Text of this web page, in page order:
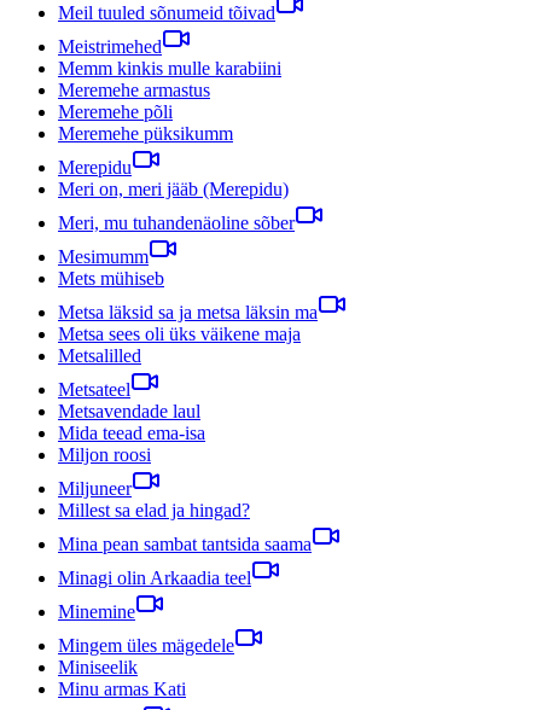
Meil tuuled sõnumeid tõivad
Meistrimehed
Memm kinkis mulle karabiini
Meremehe armastus
Meremehe põli
Meremehe püksikumm
Merepidu
Meri on, meri jääb (Merepidu)
Meri, mu tuhandenäoline sõber
Mesimumm
Mets mühiseb
Metsa läksid sa ja metsa läksin ma
Metsa sees oli üks väikene maja
Metsalilled
Metsateel
Metsavendade laul
Mida teead ema-isa
Miljon roosi
Miljuneer
Millest sa elad ja hingad?
Mina pean sambat tantsida saama
Minagi olin Arkaadia teel
Minemine
Mingem üles mägedele
Miniseelik
Minu armas Kati